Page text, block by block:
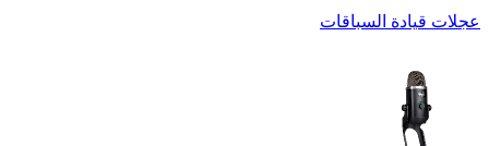
عجلات قيادة السباقات